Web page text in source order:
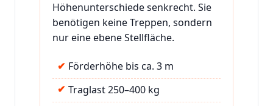
Höhenunterschiede senkrecht. Sie
benötigen keine Treppen, sondern
nur eine ebene Stellfläche.
Förderhöhe bis ca. 3 m
Traglast 250–400 kg